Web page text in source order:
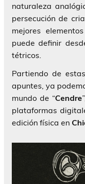
naturaleza
persecución de
mejores
puede definir
tétricos.
Partiendo de
apuntes, ya
mundo de “Cendre
plataformas
edición física en